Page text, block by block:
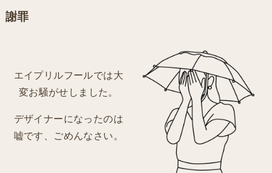
謝罪
エイプリルフールでは大
変お騒がせしました。
デザイナーになったのは
嘘です、ごめんなさい。